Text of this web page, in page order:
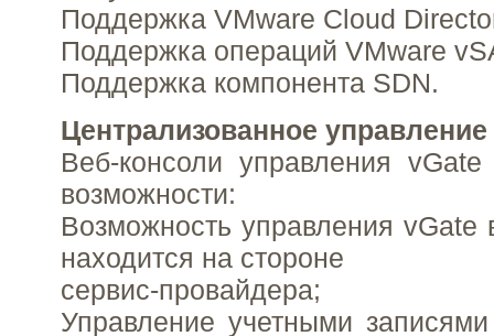
Поддержка VMware Cloud
Поддержка операций VMware
Поддержка компонента SDN.
Централизованное
Веб-консоли управления
возможности:
Возможность управления vGate
находится на стороне
сервис-провайдера;
Управление учетными